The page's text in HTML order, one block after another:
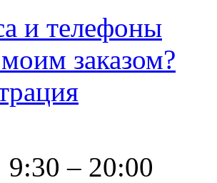
и телефоны
заказом?
– 20:00